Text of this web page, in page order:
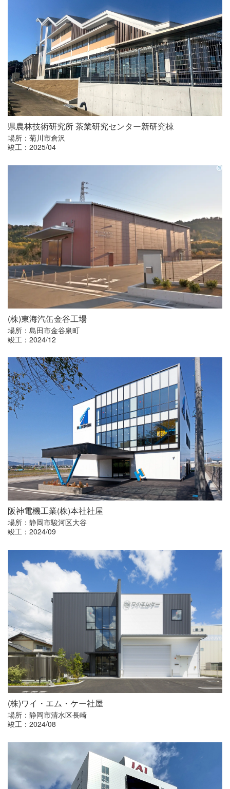
県農林技術研究所 茶業研究センター新研究棟
場所：菊川市倉沢
竣工：2025/04
(株)東海汽缶金谷工場
場所：島田市金谷泉町
竣工：2024/12
阪神電機工業(株)本社社屋
場所：静岡市駿河区大谷
竣工：2024/09
(株)ワイ・エム・ケー社屋
場所：静岡市清水区長崎
竣工：2024/08